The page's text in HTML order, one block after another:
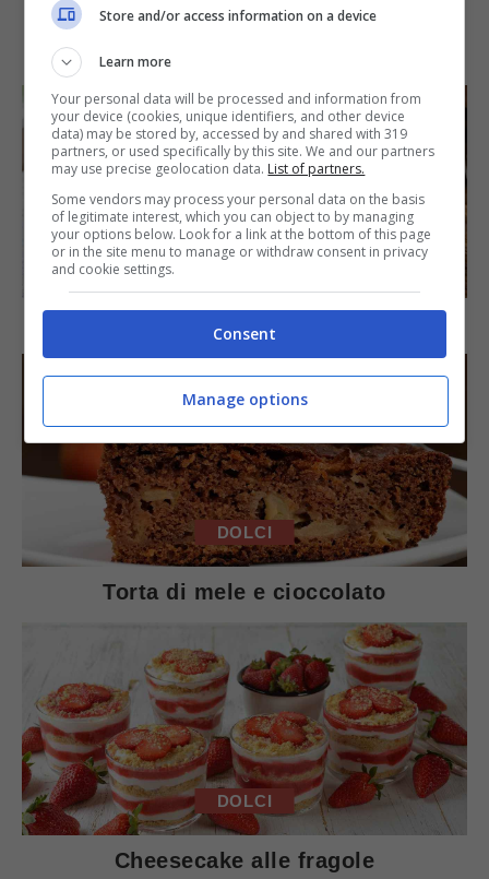
SECONDI PIATTI
Arista di maiale al latte
DOLCI
Torta di mele e cioccolato
DOLCI
Cheesecake alle fragole
Store and/or access information on a device
Learn more
Your personal data will be processed and information from
your device (cookies, unique identifiers, and other device
data) may be stored by, accessed by and shared with 319
partners, or used specifically by this site. We and our partners
may use precise geolocation data. List of partners.
Some vendors may process your personal data on the basis
of legitimate interest, which you can object to by managing
your options below. Look for a link at the bottom of this page
or in the site menu to manage or withdraw consent in privacy
and cookie settings.
Consent
Manage options